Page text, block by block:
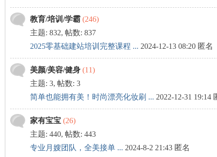
论
教育/培训/学霸(246)
主题: 832, 帖数: 837
2025零基础建站培训完整课程 ... 2024-12-13 08:20 匿名
美颜/美容/健身(11)
主题: 3, 帖数: 3
简单也能拥有美！时尚漂亮化妆刷 ... 2022-12-31 19:14
家有宝宝(26)
主题: 440, 帖数: 443
专业月嫂团队，全美接单 ... 2024-8-2 21:43 匿名